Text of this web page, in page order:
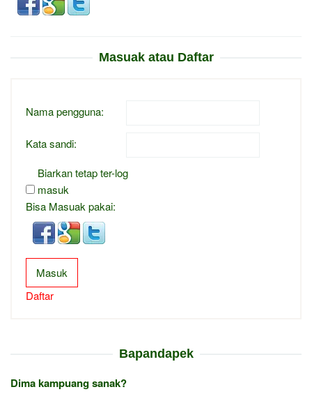
Masuak atau Daftar
Nama pengguna:
Kata sandi:
Biarkan tetap ter-log
masuk
Bisa Masuak pakai:
Masuk
Daftar
Bapandapek
Dima kampuang sanak?